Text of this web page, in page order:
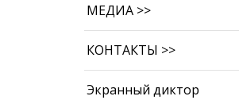
МЕДИА >>
КОНТАКТЫ >>
Экранный диктор